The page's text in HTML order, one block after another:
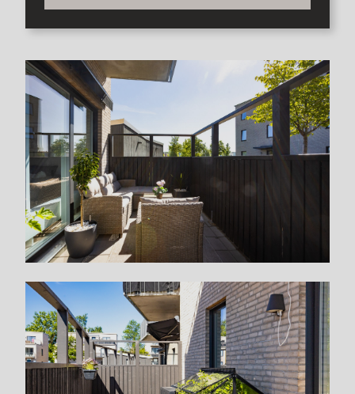
Välkomna att kontakta ansvarig mäklare Jennie Lind för